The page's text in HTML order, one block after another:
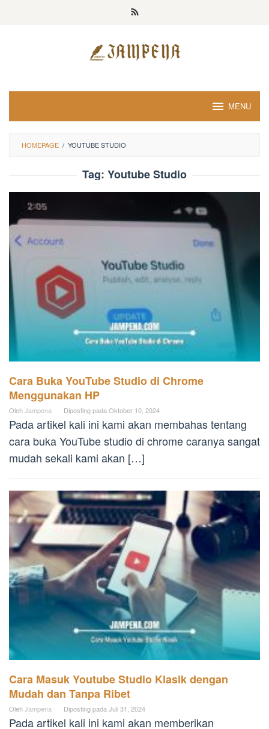
MENU
HOMEPAGE / YOUTUBE STUDIO
Tag: Youtube Studio
Cara Buka YouTube Studio di Chrome
Menggunakan HP
OlehJampena Diposting pada Oktober 10, 2024
Pada artikel kali ini kami akan membahas tentang
cara buka YouTube studio di chrome caranya sangat
mudah sekali kami akan […]
Cara Masuk Youtube Studio Klasik dengan
Mudah dan Tanpa Ribet
OlehJampena Diposting padaJuli 31, 2024
Pada artikel kali ini kami akan memberikan